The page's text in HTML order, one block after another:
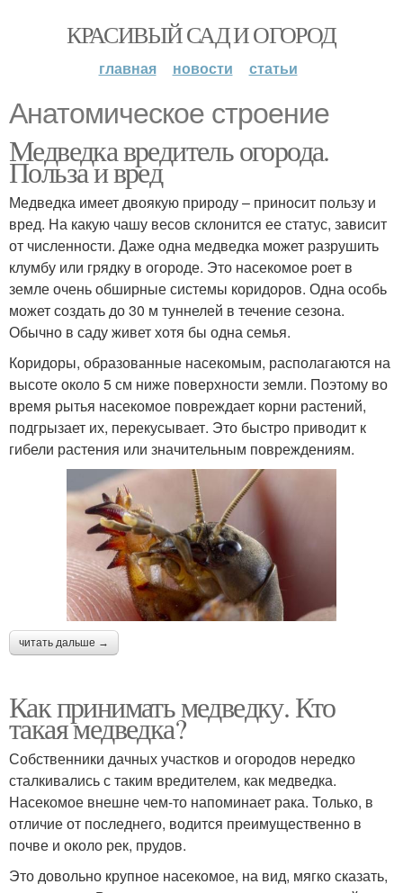
КРАСИВЫЙ САД И ОГОРОД
главная новости статьи
Анатомическое строение
Медведка вредитель огорода.
Польза и вред
Медведка имеет двоякую природу – приносит пользу и
вред. На какую чашу весов склонится ее статус, зависит
от численности. Даже одна медведка может разрушить
клумбу или грядку в огороде. Это насекомое роет в
земле очень обширные системы коридоров. Одна особь
может создать до 30 м туннелей в течение сезона.
Обычно в саду живет хотя бы одна семья.
Коридоры, образованные насекомым, располагаются на
высоте около 5 см ниже поверхности земли. Поэтому во
время рытья насекомое повреждает корни растений,
подгрызает их, перекусывает. Это быстро приводит к
гибели растения или значительным повреждениям.
читать дальше →
Как принимать медведку. Кто
такая медведка?
Собственники дачных участков и огородов нередко
сталкивались с таким вредителем, как медведка.
Насекомое внешне чем-то напоминает рака. Только, в
отличие от последнего, водится преимущественно в
почве и около рек, прудов.
Это довольно крупное насекомое, на вид, мягко сказать,